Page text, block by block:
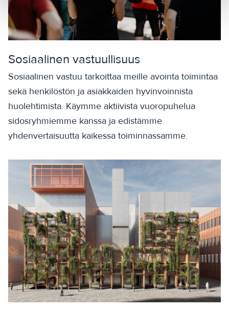
Sosiaalinen vastuullisuus
Sosiaalinen vastuu tarkoittaa meille avointa toimintaa
sekä henkilöstön ja asiakkaiden hyvinvoinnista
huolehtimista. Käymme aktiivista vuoropuhelua
sidosryhmiemme kanssa ja edistämme
yhdenvertaisuutta kaikessa toiminnassamme.